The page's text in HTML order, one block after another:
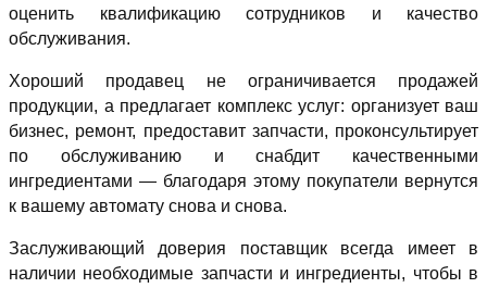
оценить квалификацию сотрудников и качество
обслуживания.
Хороший продавец не ограничивается продажей
продукции, а предлагает комплекс услуг: организует ваш
бизнес, ремонт, предоставит запчасти, проконсультирует
по обслуживанию и снабдит качественными
ингредиентами — благодаря этому покупатели вернутся
к вашему автомату снова и снова.
Заслуживающий доверия поставщик всегда имеет в
наличии необходимые запчасти и ингредиенты, чтобы в